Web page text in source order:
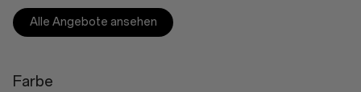
Alle Angebote ansehen
Farbe